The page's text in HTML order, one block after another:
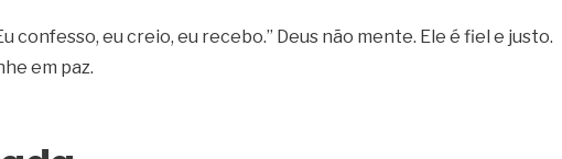
confesso, eu creio, eu recebo.” Deus não mente. Ele é fiel e justo.
em paz.